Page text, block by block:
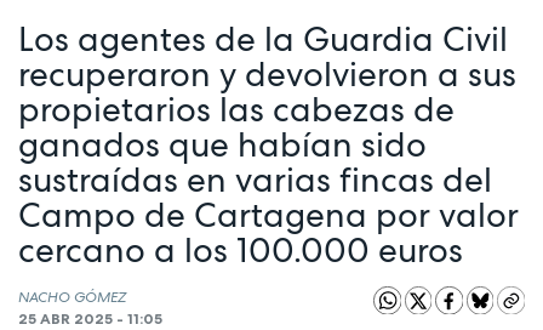
Los agentes de la Guardia Civil
recuperaron y devolvieron a sus
propietarios las cabezas de
ganados que habían sido
sustraídas en varias fincas del
Campo de Cartagena por valor
cercano a los 100.000 euros
NACHO GÓMEZ
25 ABR 2025 - 11:05